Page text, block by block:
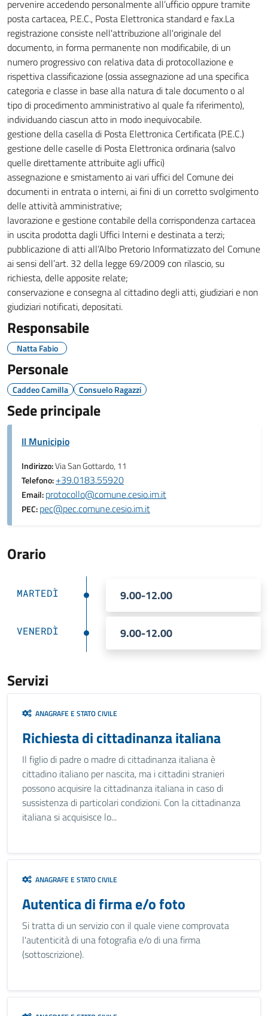
pervenire accedendo personalmente all’ufficio oppure tramite
posta cartacea, P.E.C., Posta Elettronica standard e fax.La
registrazione consiste nell'attribuzione all'originale del
documento, in forma permanente non modificabile, di un
numero progressivo con relativa data di protocollazione e
rispettiva classificazione (ossia assegnazione ad una specifica
categoria e classe in base alla natura di tale documento o al
tipo di procedimento amministrativo al quale fa riferimento),
individuando ciascun atto in modo inequivocabile.
gestione della casella di Posta Elettronica Certificata (P.E.C.)
gestione delle caselle di Posta Elettronica ordinaria (salvo
quelle direttamente attribuite agli uffici)
assegnazione e smistamento ai vari uffici del Comune dei
documenti in entrata o interni, ai fini di un corretto svolgimento
delle attività amministrative;
lavorazione e gestione contabile della corrispondenza cartacea
in uscita prodotta dagli Uffici Interni e destinata a terzi;
pubblicazione di atti all’Albo Pretorio Informatizzato del Comune
ai sensi dell’art. 32 della legge 69/2009 con rilascio, su
richiesta, delle apposite relate;
conservazione e consegna al cittadino degli atti, giudiziari e non
giudiziari notificati, depositati.
Responsabile
Natta Fabio
Personale
Caddeo Camilla Consuelo Ragazzi
Sede principale
Il Municipio
Indirizzo:Via San Gottardo, 11
Telefono:+39.0183.55920
Email:protocollo@comune.cesio.im.it
PEC:pec@pec.comune.cesio.im.it
Orario
MARTEDÌ 9.00-12.00
VENERDÌ 9.00-12.00
Servizi
ANAGRAFE E STATO CIVILE
Richiesta di cittadinanza italiana
Il figlio di padre o madre di cittadinanza italiana è
cittadino italiano per nascita, ma i cittadini stranieri
possono acquisire la cittadinanza italiana in caso di
sussistenza di particolari condizioni. Con la cittadinanza
italiana si acquisisce lo...
ANAGRAFE E STATO CIVILE
Autentica di firma e/o foto
Si tratta di un servizio con il quale viene comprovata
l'autenticità di una fotografia e/o di una firma
(sottoscrizione).